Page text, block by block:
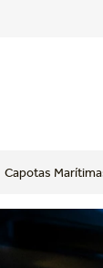
Capotas